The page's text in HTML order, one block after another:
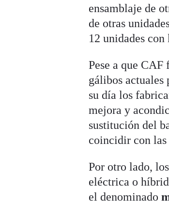
ensamblaje de
de otras
12 unidades con
Pese a que CAF
gálibos actuales
su día los
mejora y
sustitución del
coincidir con las
Por otro lado,
eléctrica o
el denominado